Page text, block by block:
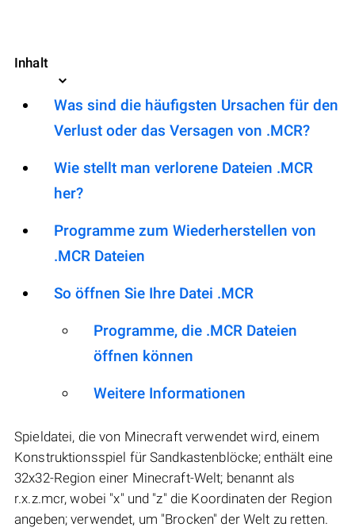
Inhalt
Was sind die häufigsten Ursachen für den
Verlust oder das Versagen von .MCR?
Wie stellt man verlorene Dateien .MCR
her?
Programme zum Wiederherstellen von
.MCR Dateien
So öffnen Sie Ihre Datei .MCR
Programme, die .MCR Dateien
öffnen können
Weitere Informationen
Spieldatei, die von Minecraft verwendet wird, einem
Konstruktionsspiel für Sandkastenblöcke; enthält eine
32x32-Region einer Minecraft-Welt; benannt als
r.x.z.mcr, wobei "x" und "z" die Koordinaten der Region
angeben; verwendet, um "Brocken" der Welt zu retten.